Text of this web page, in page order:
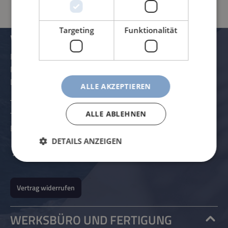
VERWALTUNG UND KONTAKTDATEN
Rössle AG
Pater-Hartmann-Straße 23
D-87616 Marktoberdorf
Telefon:
+49 (0) 8342 - 70 59 5-0
Telefax:
+49 (0) 8342 - 70 59 5-70
E-Mail:
info@roessle.ag
Vertrag widerrufen
WERKSBÜRO UND FERTIGUNG
Targeting Funktionalität
ALLE AKZEPTIEREN
ALLE ABLEHNEN
DETAILS ANZEIGEN